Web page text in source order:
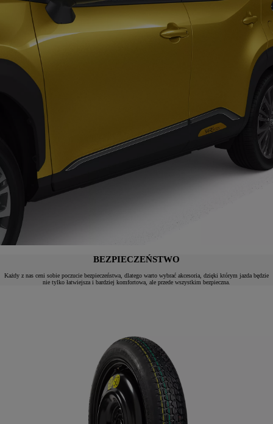
BEZPIECZEŃSTWO
Każdy z nas ceni sobie poczucie bezpieczeństwa, dlatego warto wybrać akcesoria, dzięki którym jazda będzie
nie tylko łatwiejsza i bardziej komfortowa, ale przede wszystkim bezpieczna.